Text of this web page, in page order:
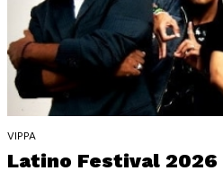
VIPPA
Latino Festival 2026